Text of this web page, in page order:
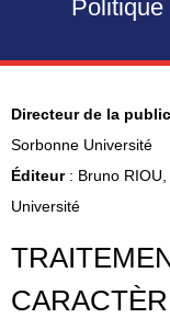
Directeur de la
Sorbonne Université
Éditeur : Bruno
Université